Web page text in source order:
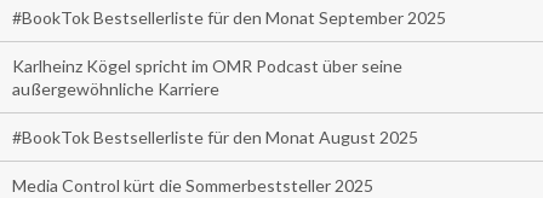
#BookTok Bestsellerliste für den Monat September 2025
Karlheinz Kögel spricht im OMR Podcast über seine
außergewöhnliche Karriere
#BookTok Bestsellerliste für den Monat August 2025
Media Control kürt die Sommerbeststeller 2025